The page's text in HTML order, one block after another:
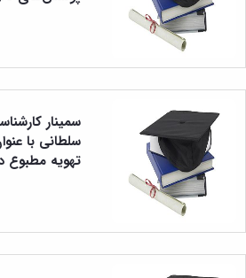
دانشکده
Journal
of
Stress
Analysis
دفتر
صنعت
کارآموزی
مراکز
مرتبط
بنیاد
ملی
شرکت
سمینار
سلطانی با
تهویه مطبوع